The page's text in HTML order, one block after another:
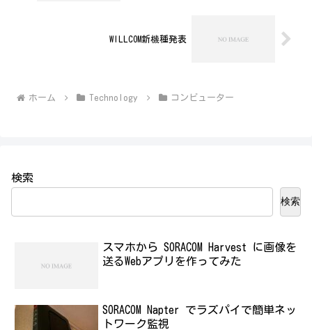
WILLCOM新機種発表
ホーム Technology コンビューター
検索
検索
スマホから SORACOM Harvest に画像を
送るWebアプリを作ってみた
SORACOM Napter でラズパイで簡単ネッ
トワーク監視